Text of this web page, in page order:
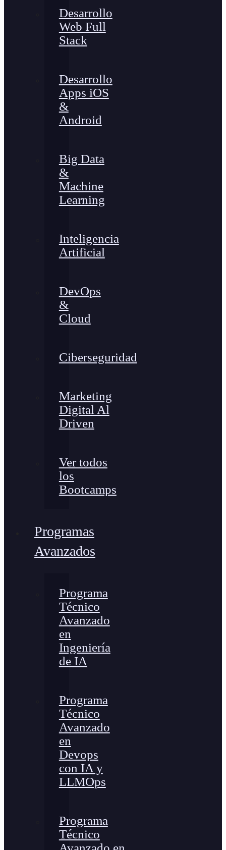
Desarrollo
Web Full
Stack
Desarrollo
Apps iOS
&
Android
Big Data
&
Machine
Learning
Inteligencia
Artificial
DevOps
&
Cloud
Ciberseguridad
Marketing
Digital Al
Driven
Ver todos
los
Bootcamps
Programas
Avanzados
Programa
Técnico
Avanzado
en
Ingeniería
de IA
Programa
Técnico
Avanzado
en
Devops
con IA y
LLMOps
Programa
Técnico